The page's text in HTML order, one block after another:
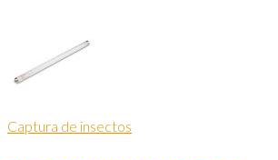
Captura de insectos